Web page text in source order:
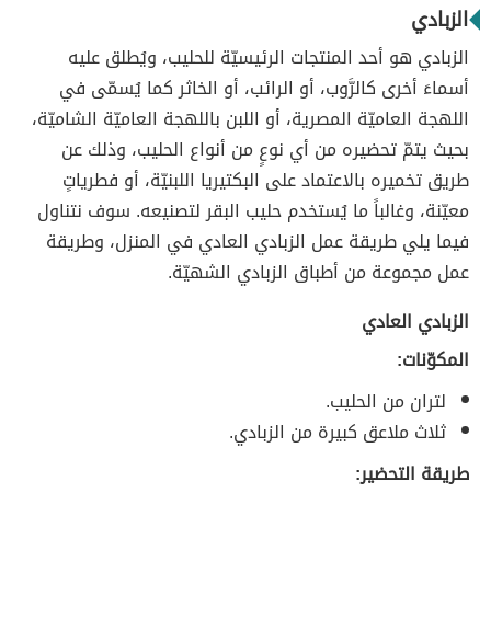
الزبادي
الزبادي هو أحد المنتجات الرئيسيّة للحليب، ويُطلق عليه
أسماءَ أخرى كالرَّوب، أو الرائب، أو الخاثر كما يُسمّى في
اللهجة العاميّة المصرية، أو اللبن باللهجة العاميّة الشاميّة،
بحيث يتمّ تحضيره من أي نوعٍ من أنواع الحليب، وذلك عن
طريق تخميره بالاعتماد على البكتيريا اللبنيّة، أو فطرياتٍ
معيّنة، وغالباً ما يُستخدم حليب البقر لتصنيعه. سوف نتناول
فيما يلي طريقة عمل الزبادي العادي في المنزل، وطريقة
عمل مجموعة من أطباق الزبادي الشهيّة.
الزبادي العادي
المكوّنات:
لتران من الحليب.
ثلاث ملاعق كبيرة من الزبادي.
طريقة التحضير: